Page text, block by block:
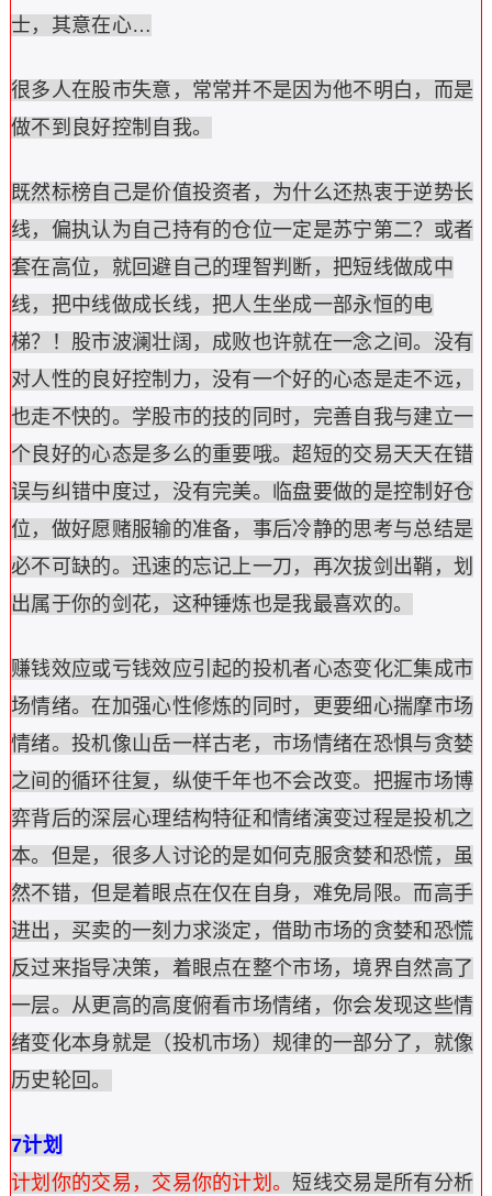
士，其意在心…
很多人在股市失意，常常并不是因为他不明白，而是
做不到良好控制自我。
既然标榜自己是价值投资者，为什么还热衷于逆势长
线，偏执认为自己持有的仓位一定是苏宁第二？或者
套在高位，就回避自己的理智判断，把短线做成中
线，把中线做成长线，把人生坐成一部永恒的电
梯？！股市波澜壮阔，成败也许就在一念之间。没有
对人性的良好控制力，没有一个好的心态是走不远，
也走不快的。学股市的技的同时，完善自我与建立一
个良好的心态是多么的重要哦。超短的交易天天在错
误与纠错中度过，没有完美。临盘要做的是控制好仓
位，做好愿赌服输的准备，事后冷静的思考与总结是
必不可缺的。迅速的忘记上一刀，再次拔剑出鞘，划
出属于你的剑花，这种锤炼也是我最喜欢的。
赚钱效应或亏钱效应引起的投机者心态变化汇集成市
场情绪。在加强心性修炼的同时，更要细心揣摩市场
情绪。投机像山岳一样古老，市场情绪在恐惧与贪婪
之间的循环往复，纵使千年也不会改变。把握市场博
弈背后的深层心理结构特征和情绪演变过程是投机之
本。但是，很多人讨论的是如何克服贪婪和恐慌，虽
然不错，但是着眼点在仅在自身，难免局限。而高手
进出，买卖的一刻力求淡定，借助市场的贪婪和恐慌
反过来指导决策，着眼点在整个市场，境界自然高了
一层。从更高的高度俯看市场情绪，你会发现这些情
绪变化本身就是（投机市场）规律的一部分了，就像
历史轮回。
7计划
计划你的交易，交易你的计划。短线交易是所有分析